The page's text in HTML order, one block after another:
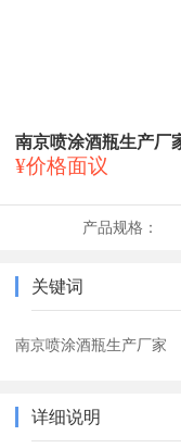
南京喷涂酒瓶生产厂
¥价格面议
产品规格：
关键词
南京喷涂酒瓶生产厂家
详细说明